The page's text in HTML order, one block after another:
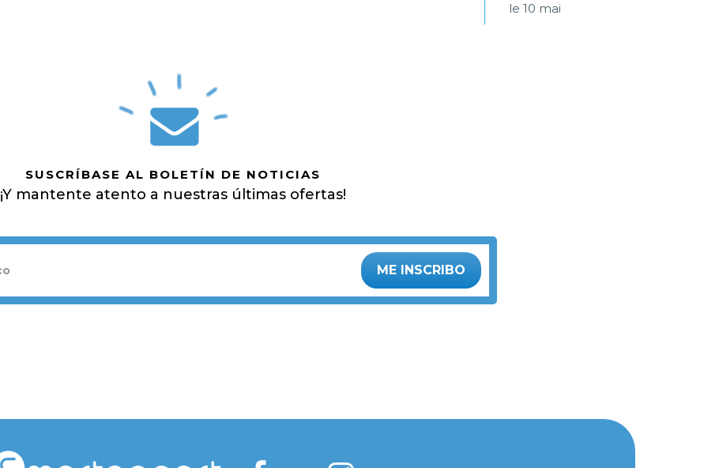
le 10 mai
SUSCRÍBASE AL BOLETÍN DE NOTICIAS
¡Y mantente atento a nuestras últimas ofertas!
ME INSCRIBO